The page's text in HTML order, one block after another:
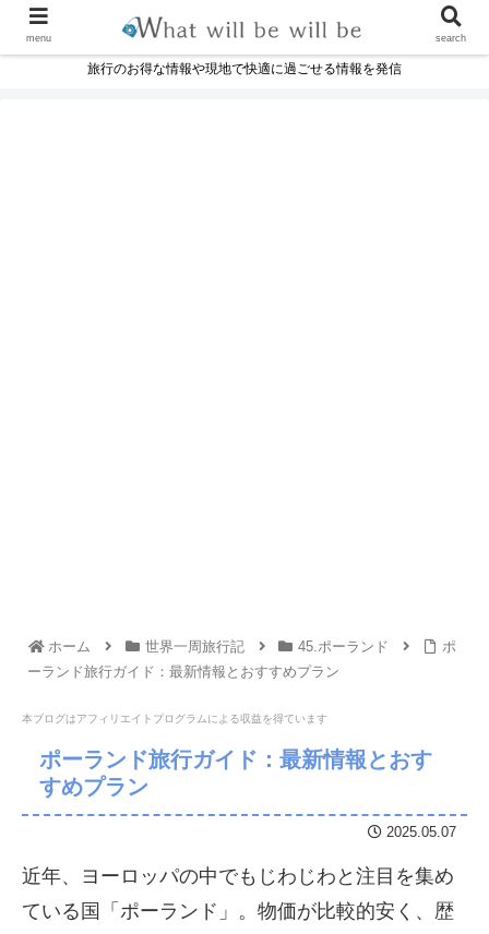
旅行のお得な情報や現地で快適に過ごせる情報を発信
ホーム 世界一周旅行記 45.ポーランド
ポ
ーランド旅行ガイド：最新情報とおすすめプラン
本ブログはアフィリエイトプログラムによる収益を得ています
ポーランド旅行ガイド：最新情報とおす
すめプラン
2025.05.07
近年、ヨーロッパの中でもじわじわと注目を集め
ている国「ポーランド」。物価が比較的安く、歴
menu search